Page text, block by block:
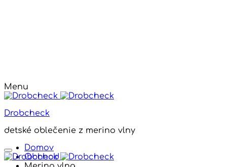
Menu
Drobcheck
detské oblečenie z merino vlny
Domov
Obchod